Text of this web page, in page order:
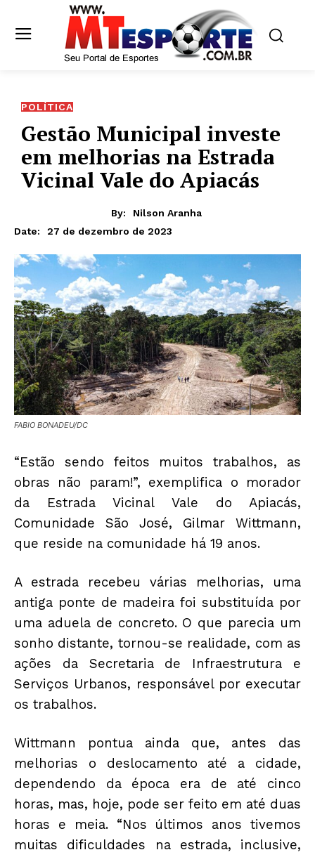
POLÍTICA
Gestão Municipal investe
em melhorias na Estrada
Vicinal Vale do Apiacás
By:
Nilson Aranha
Date:
27 de dezembro de 2023
FABIO BONADEU/DC
“Estão sendo feitos muitos trabalhos, as
obras não param!”, exemplifica o morador
da Estrada Vicinal Vale do Apiacás,
Comunidade São José, Gilmar Wittmann,
que reside na comunidade há 19 anos.
A estrada recebeu várias melhorias, uma
antiga ponte de madeira foi substituída por
uma aduela de concreto. O que parecia um
sonho distante, tornou-se realidade, com as
ações da Secretaria de Infraestrutura e
Serviços Urbanos, responsável por executar
os trabalhos.
Wittmann pontua ainda que, antes das
melhorias o deslocamento até a cidade,
dependendo da época era de até cinco
horas, mas, hoje, pode ser feito em até duas
horas e meia. “Nos últimos anos tivemos
muitas dificuldades na estrada, inclusive,